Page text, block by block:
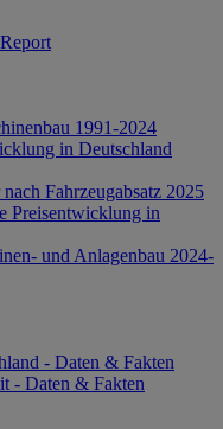
1991-2024
in Deutschland
Fahrzeugabsatz 2025
Preisentwicklung in
und Anlagenbau 2024-
- Daten & Fakten
- Daten & Fakten